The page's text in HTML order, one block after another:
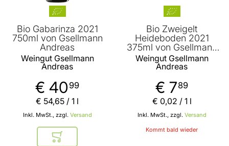
Bio Gabarinza 2021
750ml von Gsellmann
Andreas
Weingut Gsellmann
Andreas
€ 40 99
Inkl. MwSt., zzgl. Versand
€ 54,65 / 1 l
In den Warenkorb
Bio Zweigelt
Heideboden 2021
375ml von Gsellmann
Andreas
Weingut Gsellmann
Andreas
€ 789
Inkl. MwSt., zzgl. Versand
€ 0,02 / 1 l
Kommt bald wieder